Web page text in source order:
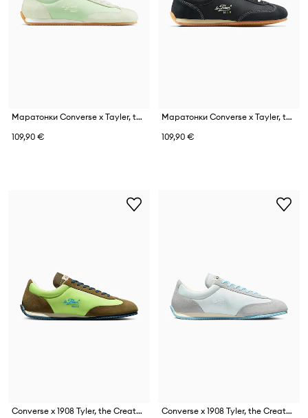
Маратонки Converse x Tayler, the Creator 1908 Jogger
109,90 €
Маратонки Converse x Tayler, the Creator 1908 Jogger
109,90 €
Converse x 1908 Tyler, the Creator маратонки дамски
Converse x 1908 Tyler, the Creator маратонки дамски